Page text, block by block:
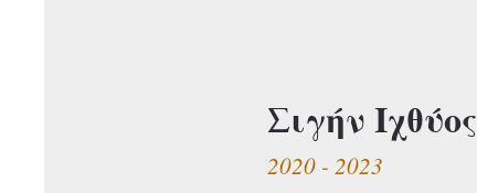
Σιγήν Ιχθύος
2020 - 2023